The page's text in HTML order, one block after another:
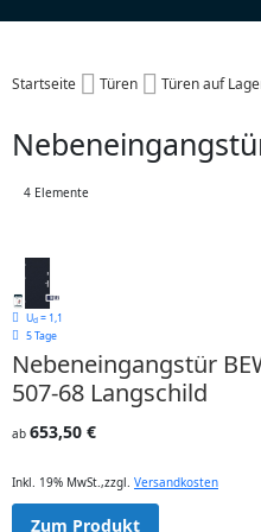
Startseite Türen Türen auf
4 Elemente
Ud = 1,1
5 Tage
Nebeneingangstür
507-68 Langschild
ab 653,50 €
Inkl. 19% MwSt. ,zzgl. Versandkosten
Zum Produkt